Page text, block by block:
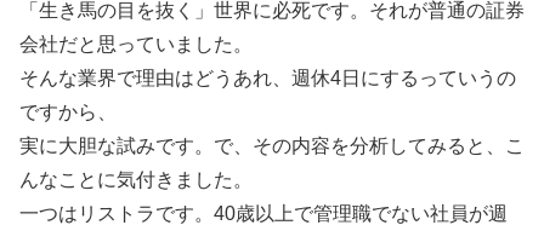
「生き馬の目を抜く」世界に必死です。それが普通の証券
会社だと思っていました。
そんな業界で理由はどうあれ、週休4日にするっていうの
ですから、
実に大胆な試みです。で、その内容を分析してみると、こ
んなことに気付きました。
一つはリストラです。40歳以上で管理職でない社員が週